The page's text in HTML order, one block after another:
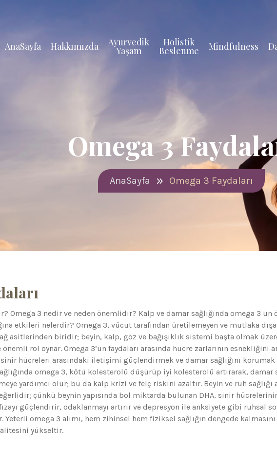
AnaSayfa Hakkımızda Ayurvedik
Yaşam
Holistik
Beslenme Mindfulness
Omega 3
AnaSayfa Omega 3 Faydaları
Omega 3 nedir ve neden önemlidir? Kalp ve damar sağlığında omega 3 ün
etkileri nelerdir? Omega 3, vücut tarafından üretilemeyen ve mutlaka
asitlerinden biridir; beyin, kalp, göz ve bağışıklık sistemi başta olmak
rol oynar. Omega 3’ün faydaları arasında hücre zarlarının esnekliğini
hücreleri arasındaki iletişimi güçlendirmek ve damar sağlığını
omega 3, kötü kolesterolü düşürüp iyi kolesterolü artırarak, damar
yardımcı olur; bu da kalp krizi ve felç riskini azaltır. Beyin ve ruh sağlığı
çünkü beynin yapısında bol miktarda bulunan DHA, sinir
güçlendirir, odaklanmayı artırır ve depresyon ile anksiyete gibi ruhsal
Yeterli omega 3 alımı, hem zihinsel hem fiziksel sağlığın dengede kalmasını
yükseltir.